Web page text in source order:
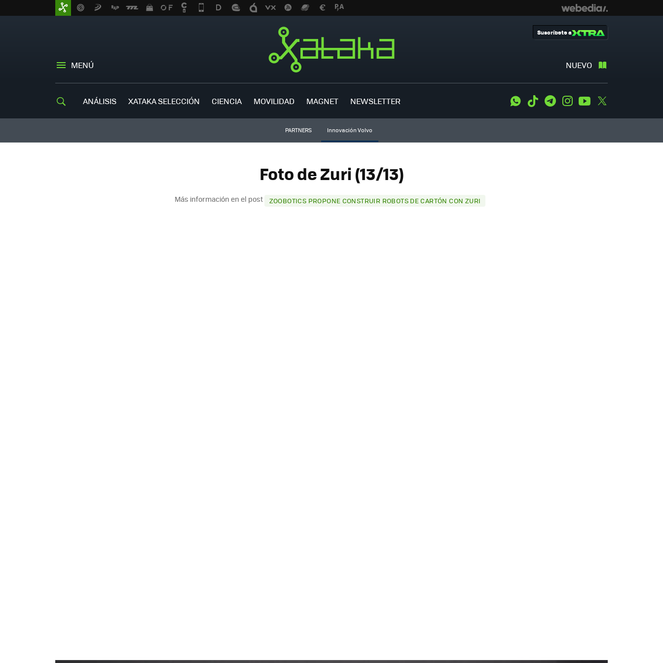
MENÚ NUEVO
Suscríbete a
ANÁLISIS XATAKA SELECCIÓN CIENCIA MOVILIDAD MAGNET NEWSLETTER WhatsApp
Tiktok TelegramInstagramYoutube
PARTNERS Innovación Volvo
Foto de Zuri (13/13)
Más información en el post ZOOBOTICS PROPONE CONSTRUIR ROBOTS DE CARTÓN CON ZURI